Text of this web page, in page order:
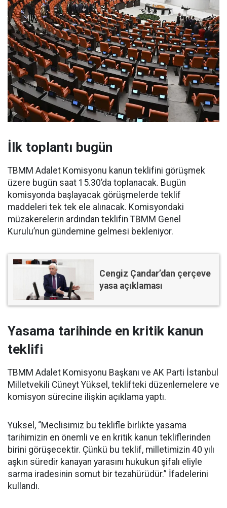
İlk toplantı bugün
TBMM Adalet Komisyonu kanun teklifini görüşmek
üzere bugün saat 15.30’da toplanacak. Bugün
komisyonda başlayacak görüşmelerde teklif
maddeleri tek tek ele alınacak. Komisyondaki
müzakerelerin ardından teklifin TBMM Genel
Kurulu’nun gündemine gelmesi bekleniyor.
Cengiz Çandar’dan çerçeve
yasa açıklaması
Yasama tarihinde en kritik kanun
teklifi
TBMM Adalet Komisyonu Başkanı ve AK Parti İstanbul
Milletvekili Cüneyt Yüksel, teklifteki düzenlemelere ve
komisyon sürecine ilişkin açıklama yaptı.
Yüksel, “Meclisimiz bu teklifle birlikte yasama
tarihimizin en önemli ve en kritik kanun tekliflerinden
birini görüşecektir. Çünkü bu teklif, milletimizin 40 yılı
aşkın süredir kanayan yarasını hukukun şifalı eliyle
sarma iradesinin somut bir tezahürüdür.” İfadelerini
kullandı.